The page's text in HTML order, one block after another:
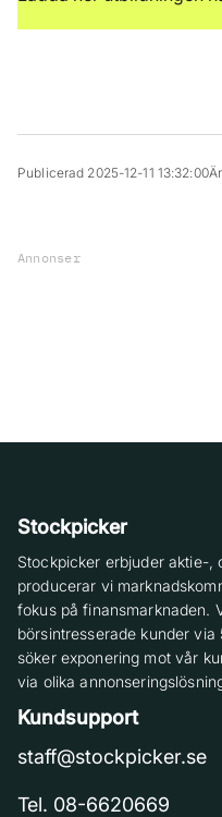
Publicerad 2025-12-11 13:32:00
Annonser
Stockpicker
Stockpicker erbjuder aktie-,
producerar vi
fokus på finansmarknaden.
börsintresserade kunder
söker exponering mot vår
via olika
Kundsupport
staff@stockpicker.se
Tel. 08-6620669